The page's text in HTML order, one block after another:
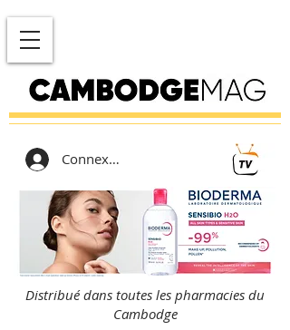
Connexion
Distribué dans toutes les pharmacies du
Cambodge